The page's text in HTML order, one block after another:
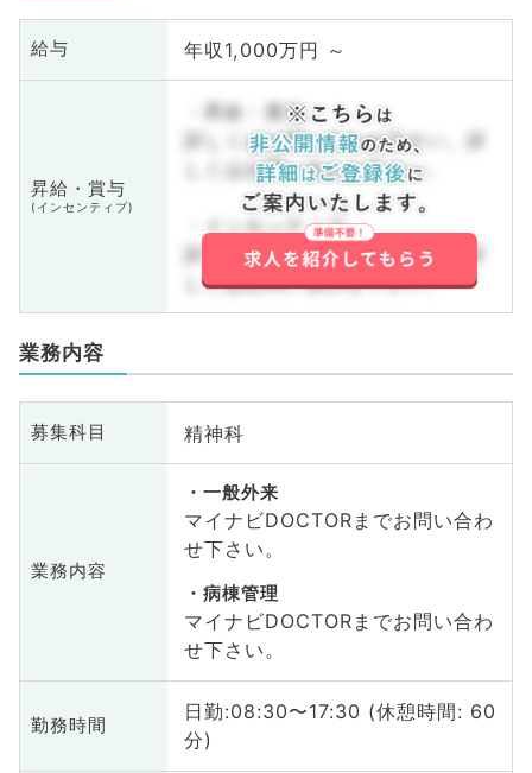
給与 年収1,000万円 ～
昇給・賞与
(インセンティブ)
・昇給・賞与
詳しくはお問い合わせ下さい。詳
しくはお問い合わせ下さい。
・インセンティブ
詳しくはお問い合わせ下さい。詳
しくはお問い合わせ下さい。
業務内容
募集科目 精神科
業務内容
一般外来
マイナビDOCTORまでお問い合わ
せ下さい。
病棟管理
マイナビDOCTORまでお問い合わ
せ下さい。
勤務時間
日勤:08:30〜17:30 (休憩時間: 60
分)